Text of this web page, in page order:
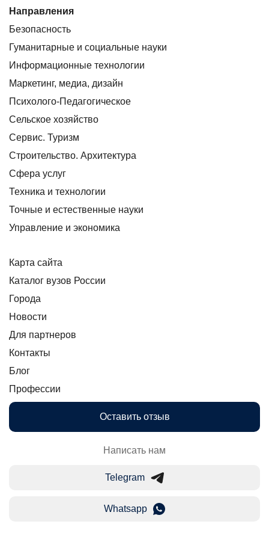
Направления
Безопасность
Гуманитарные и социальные науки
Информационные технологии
Маркетинг, медиа, дизайн
Психолого-Педагогическое
Сельское хозяйство
Сервис. Туризм
Строительство. Архитектура
Сфера услуг
Техника и технологии
Точные и естественные науки
Управление и экономика
Карта сайта
Каталог вузов России
Города
Новости
Для партнеров
Контакты
Блог
Профессии
Оставить отзыв
Написать нам
Telegram
Whatsapp